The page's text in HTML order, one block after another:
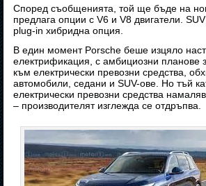
Според съобщенията, той ще бъде на
предлага опции с V6 и V8 двигатели.
plug-in хибридна опция.
В един момент Porsche беше изцяло
електрификация, с амбициозни планове
към електрически превозни средства,
автомобили, седани и SUV-ове. Но тъй
електрически превозни средства
– производителят изглежда се отдръпва.